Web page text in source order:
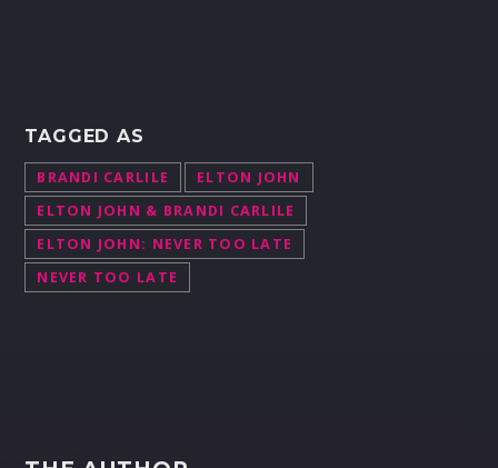
TAGGED AS
BRANDI CARLILE
ELTON JOHN
ELTON JOHN & BRANDI CARLILE
ELTON JOHN: NEVER TOO LATE
NEVER TOO LATE